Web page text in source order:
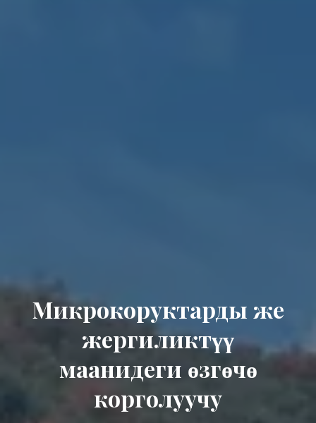
Микрокоруктарды же
жергиликтүү
маанидеги өзгөчө
корголуучу